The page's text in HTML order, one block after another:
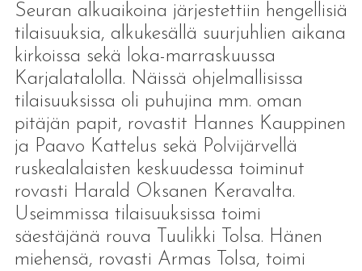
Seuran alkuaikoina järjestettiin hengellisiä
tilaisuuksia, alkukesällä suurjuhlien aikana
kirkoissa sekä loka-marraskuussa
Karjalatalolla. Näissä ohjelmallisissa
tilaisuuksissa oli puhujina mm. oman
pitäjän papit, rovastit Hannes Kauppinen
ja Paavo Kattelus sekä Polvijärvellä
ruskealalaisten keskuudessa toiminut
rovasti Harald Oksanen Keravalta.
Useimmissa tilaisuuksissa toimi
säestäjänä rouva Tuulikki Tolsa. Hänen
miehensä, rovasti Armas Tolsa, toimi